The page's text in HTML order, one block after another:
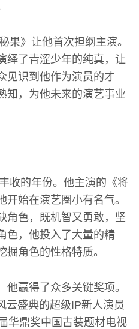
果》让他首次担纲主演。
绎了青涩少年的纯真，让
见识到他作为演员的才
知，为他未来的演艺事业
收的年份。他主演的《将
始在演艺圈小有名气。
角色，既机智又勇敢，坚
色，他投入了大量的精
角色的性格特质。
赢得了众多关键奖项。
云盛典的超级IP新人演员
华鼎奖中国古装题材电视